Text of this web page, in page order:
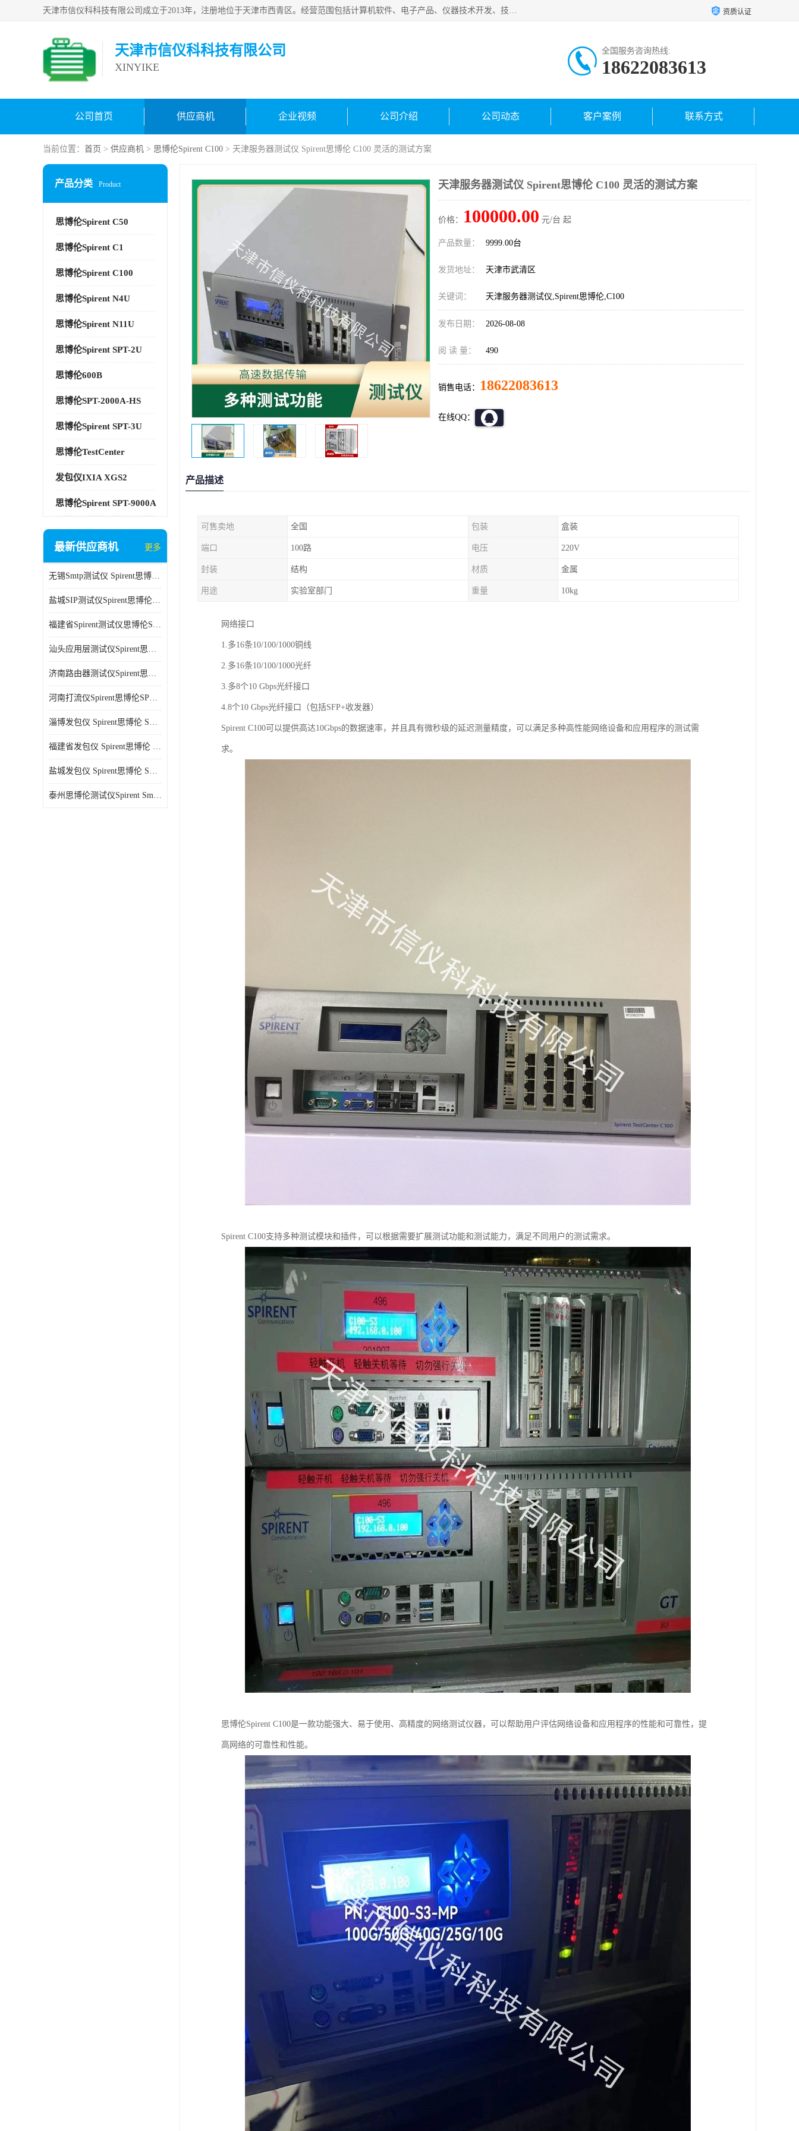
天津市信仪科科技有限公司成立于2013年，注册地位于天津市西青区。经营范围包括计算机软件、电子产品、仪器技术开发、技术转让、技术咨询、技术服务、网络工程、电子监控工程安装等；主要产品有：网络流量测试仪、Ixia XM2、XM12、XGS2、XGS12、400T、1600T、X16网络协议分析仪，Agilent N2X 等等各种型号，欢迎来电咨询。 资质认证
天津市信仪科科技有限公司
XINYIKE
全国服务咨询热线:
18622083613
公司首页 供应商机 企业视频 公司介绍 公司动态 客户案例 联系方式
当前位置： 首页 > 供应商机 > 思博伦Spirent C100 > 天津服务器测试仪 Spirent思博伦 C100 灵活的测试方案
产品分类 Product
思博伦Spirent C50
思博伦Spirent C1
思博伦Spirent C100
思博伦Spirent N4U
思博伦Spirent N11U
思博伦Spirent SPT-2U
思博伦600B
思博伦SPT-2000A-HS
思博伦Spirent SPT-3U
思博伦TestCenter
发包仪IXIA XGS2
思博伦Spirent SPT-9000A
最新供应商机 更多
无锡Smtp测试仪 Spirent思博伦 C100 方便用户进行测试
盐城SIP测试仪Spirent思博伦SPT-2U 可扩展性较强 高速数据传输
福建省Spirent测试仪思博伦SPT-2U 能够快速上手 方便用户进行测试
汕头应用层测试仪Spirent思博伦SPT-2U 提高测试效率 适用于多种行业
济南路由器测试仪Spirent思博伦SPT-2U 用户界面友好 多种测试功能
河南打流仪Spirent思博伦SPT-2U 操作简单 灵活的测试方案
淄博发包仪 Spirent思博伦 SmartBits 600B 高速数据传输
福建省发包仪 Spirent思博伦 SmartBits 600B 可以支持多种通信技术
盐城发包仪 Spirent思博伦 SmartBits 600B 可配置多个单端测试模块
泰州思博伦测试仪Spirent SmartBits 600B 灵活的测试方案
天津服务器测试仪 Spirent思博伦 C100 灵活的测试方案
价格： 100000.00 元/台 起
产品数量： 9999.00台
发货地址： 天津市武清区
关键词： 天津服务器测试仪,Spirent思博伦,C100
发布日期： 2026-08-08
阅 读 量： 490
销售电话： 18622083613
在线QQ：
产品描述
可售卖地 全国 包装 盒装
端口 100路 电压 220V
封装 结构 材质 金属
用途 实验室部门 重量 10kg
网络接口
1.多16条10/100/1000铜线
2.多16条10/100/1000光纤
3.多8个10 Gbps光纤接口
4.8个10 Gbps光纤接口（包括SFP+收发器）
Spirent C100可以提供高达10Gbps的数据速率，并且具有微秒级的延迟测量精度，可以满足多种高性能网络设备和应用程序的测试需
求。
Spirent C100支持多种测试模块和插件，可以根据需要扩展测试功能和测试能力，满足不同用户的测试需求。
思博伦Spirent C100是一款功能强大、易于使用、高精度的网络测试仪器，可以帮助用户评估网络设备和应用程序的性能和可靠性，提
高网络的可靠性和性能。